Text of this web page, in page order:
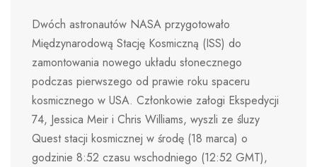
Dwóch astronautów NASA przygotowało
Międzynarodową Stację Kosmiczną (ISS) do
zamontowania nowego układu słonecznego
podczas pierwszego od prawie roku spaceru
kosmicznego w USA. Członkowie załogi Ekspedycji
74, Jessica Meir i Chris Williams, wyszli ze śluzy
Quest stacji kosmicznej w środę (18 marca) o
godzinie 8:52 czasu wschodniego (12:52 GMT),